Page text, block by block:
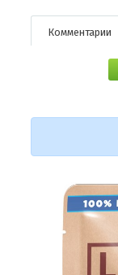
Комментарии